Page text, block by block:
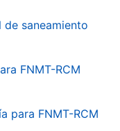
saneamiento
FNMT-RCM
para FNMT-RCM